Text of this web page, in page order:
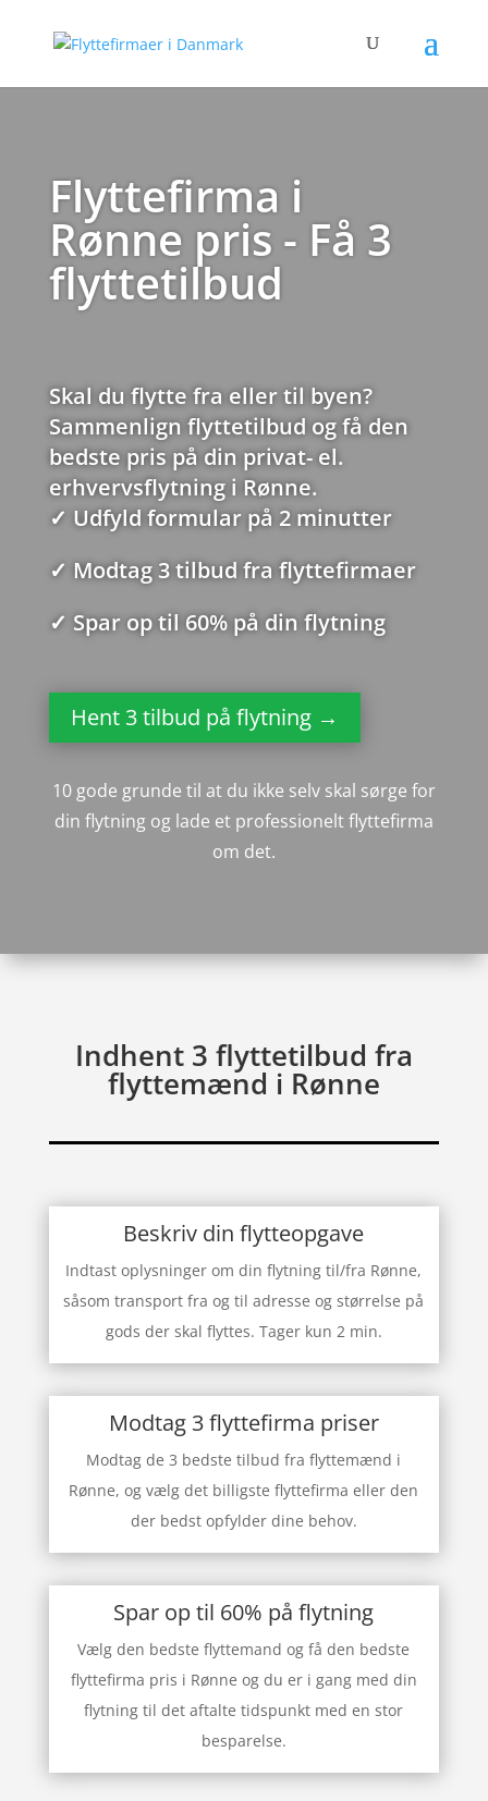
Flyttefirma i
Rønne pris - Få 3
flyttetilbud
Skal du flytte fra eller til byen?
Sammenlign flyttetilbud og få den
bedste pris på din privat- el.
erhvervsflytning i Rønne.
✓ Udfyld formular på 2 minutter
✓ Modtag 3 tilbud fra flyttefirmaer
✓ Spar op til 60% på din flytning
Hent 3 tilbud på flytning →
10 gode grunde til at du ikke selv skal sørge for
din flytning og lade et professionelt flyttefirma
om det.
Indhent 3 flyttetilbud fra
flyttemænd i Rønne
Beskriv din flytteopgave
Indtast oplysninger om din flytning til/fra Rønne,
såsom transport fra og til adresse og størrelse på
gods der skal flyttes. Tager kun 2 min.
Modtag 3 flyttefirma priser
Modtag de 3 bedste tilbud fra flyttemænd i
Rønne, og vælg det billigste flyttefirma eller den
der bedst opfylder dine behov.
Spar op til 60% på flytning
Vælg den bedste flyttemand og få den bedste
flyttefirma pris i Rønne og du er i gang med din
flytning til det aftalte tidspunkt med en stor
besparelse.